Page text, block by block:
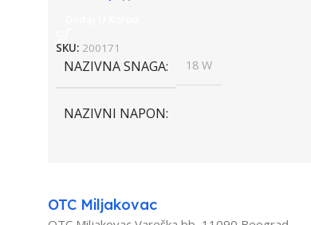
SKU: 200171
NAZIVNA SNAGA 18 W
NAZIVNI NAPON
IZVOR SVETLOSTI
OTC Miljakovac